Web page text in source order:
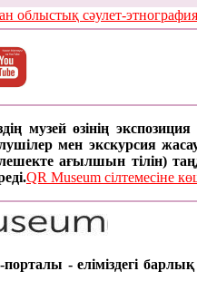
облыстық сәулет-
музей өзінің
мен экскурсия
ағылшын тілін)
QR Museum сілтемесіне
порталы - еліміздегі